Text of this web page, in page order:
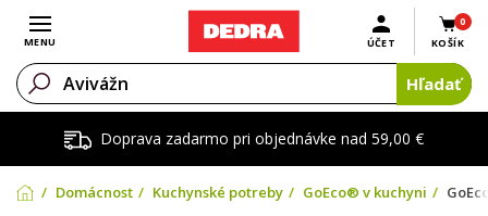
Doprava zadarmo pri objednávke nad 59,00 €
Otvoriť menu
MENU
0
KOŠÍK
ÚČET
Hľadať
Domácnosť Kuchynské potreby GoEco® v kuchyni